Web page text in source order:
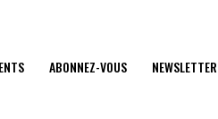
ABONNEZ-VOUS NEWSLETTER